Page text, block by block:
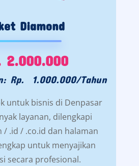
Diamond
2.000.000
Rp. 1.000.000/Tahun
untuk bisnis di Denpasar
layanan, dilengkapi
/ .id / .co.id dan halaman
untuk menyajikan
secara profesional.